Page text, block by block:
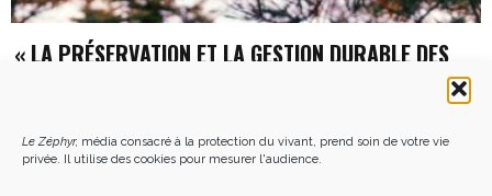
Le Zéphyr, média consacré à la protection du vivant, prend soin de votre vie
privée. Il utilise des cookies pour mesurer l'audience.
« LA PRÉSERVATION ET LA GESTION DURABLE DES
FORÊTS, C’EST LE COMBAT DE MA VIE » : LE DIXIÈME